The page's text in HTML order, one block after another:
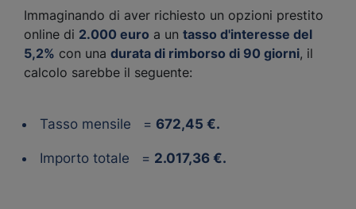
Immaginando di aver richiesto un opzioni prestito
online di 2.000 euro a un tasso d'interesse del
5,2% con una durata di rimborso di 90 giorni, il
calcolo sarebbe il seguente:
Tasso mensile = 672,45 €.
Importo totale = 2.017,36 €.